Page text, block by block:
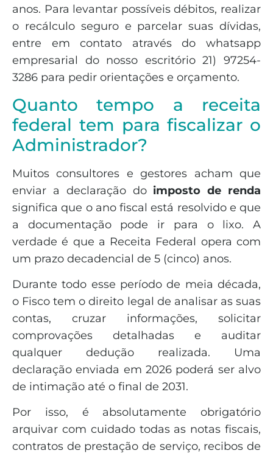
anos. Para levantar possíveis débitos, realizar
o recálculo seguro e parcelar suas dívidas,
entre em contato através do whatsapp
empresarial do nosso escritório 21) 97254-
3286 para pedir orientações e orçamento.
Quanto tempo a receita
federal tem para fiscalizar o
Administrador?
Muitos consultores e gestores acham que
enviar a declaração do imposto de renda
significa que o ano fiscal está resolvido e que
a documentação pode ir para o lixo. A
verdade é que a Receita Federal opera com
um prazo decadencial de 5 (cinco) anos.
Durante todo esse período de meia década,
o Fisco tem o direito legal de analisar as suas
contas, cruzar informações, solicitar
comprovações detalhadas e auditar
qualquer dedução realizada. Uma
declaração enviada em 2026 poderá ser alvo
de intimação até o final de 2031.
Por isso, é absolutamente obrigatório
arquivar com cuidado todas as notas fiscais,
contratos de prestação de serviço, recibos de